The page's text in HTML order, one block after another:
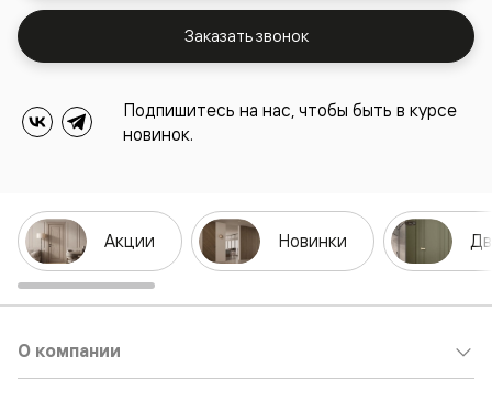
Заказать звонок
Подпишитесь на нас, чтобы быть в курсе
новинок.
Акции Новинки
О компании